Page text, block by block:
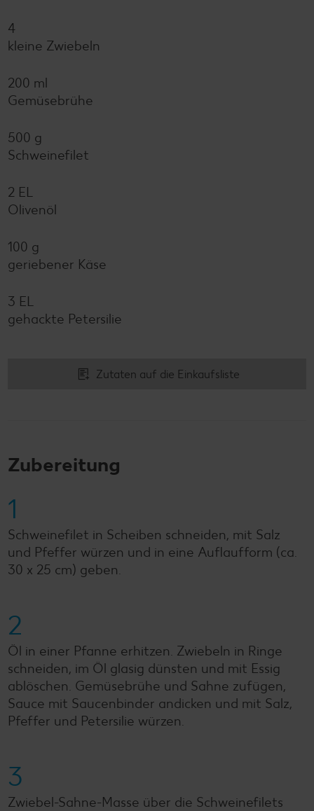
4
kleine Zwiebeln
200 ml
Gemüsebrühe
500 g
Schweinefilet
2 EL
Olivenöl
100 g
geriebener Käse
3 EL
gehackte Petersilie
Zutaten auf die Einkaufsliste
Zubereitung
1
Schweinefilet in Scheiben schneiden, mit Salz
und Pfeffer würzen und in eine Auflaufform (ca.
30 x 25 cm) geben.
2
Öl in einer Pfanne erhitzen. Zwiebeln in Ringe
schneiden, im Öl glasig dünsten und mit Essig
ablöschen. Gemüsebrühe und Sahne zufügen,
Sauce mit Saucenbinder andicken und mit Salz,
Pfeffer und Petersilie würzen.
3
Zwiebel-Sahne-Masse über die Schweinefilets